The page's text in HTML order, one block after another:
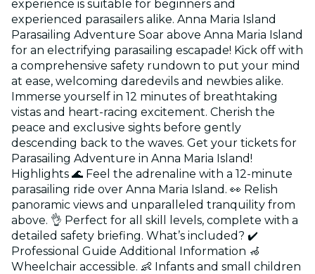
experience is suitable for beginners and
experienced parasailers alike. Anna Maria Island
Parasailing Adventure Soar above Anna Maria Island
for an electrifying parasailing escapade! Kick off with
a comprehensive safety rundown to put your mind
at ease, welcoming daredevils and newbies alike.
Immerse yourself in 12 minutes of breathtaking
vistas and heart-racing excitement. Cherish the
peace and exclusive sights before gently
descending back to the waves. Get your tickets for
Parasailing Adventure in Anna Maria Island!
Highlights 🌊 Feel the adrenaline with a 12-minute
parasailing ride over Anna Maria Island. 👀 Relish
panoramic views and unparalleled tranquility from
above. 👌 Perfect for all skill levels, complete with a
detailed safety briefing. What’s included? ✔️
Professional Guide Additional Information 🦽
Wheelchair accessible. 👶 Infants and small children